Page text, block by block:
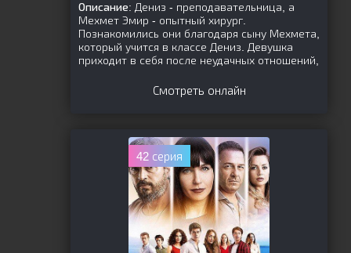
Описание: Дениз - преподавательница, а
Мехмет Эмир - опытный хирург.
Познакомились они благодаря сыну Мехмета,
который учится в классе Дениз. Девушка
приходит в себя после неудачных отношений,
Смотреть онлайн
42 серия